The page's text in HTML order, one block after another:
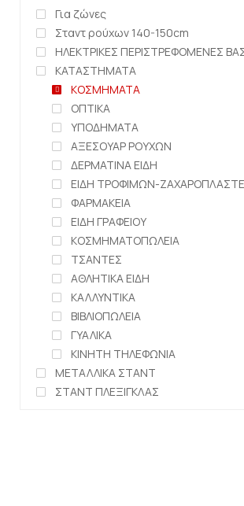
Για ζώνες
Σταντ ρούχων 140-150cm
ΗΛΕΚΤΡΙΚΕΣ ΠΕΡΙΣΤΡΕΦΟΜΕΝΕΣ
ΚΑΤΑΣΤΗΜΑΤΑ
ΚΟΣΜΗΜΑΤΑ
ΟΠΤΙΚΑ
ΥΠΟΔΗΜΑΤΑ
ΑΞΕΣΟΥΑΡ ΡΟΥΧΩΝ
ΔΕΡΜΑΤΙΝΑ ΕΙΔΗ
ΕΙΔΗ ΤΡΟΦΙΜΩΝ-
ΦΑΡΜΑΚΕΙΑ
ΕΙΔΗ ΓΡΑΦΕΙΟΥ
ΚΟΣΜΗΜΑΤΟΠΩΛΕΙΑ
ΤΣΑΝΤΕΣ
ΑΘΛΗΤΙΚΑ ΕΙΔΗ
ΚΑΛΛΥΝΤΙΚΑ
ΒΙΒΛΙΟΠΩΛΕΙΑ
ΓΥΑΛΙΚΑ
ΚΙΝΗΤΗ ΤΗΛΕΦΩΝΙΑ
ΜΕΤΑΛΛΙΚΑ ΣΤΑΝΤ
ΣΤΑΝΤ ΠΛΕΞΙΓΚΛΑΣ